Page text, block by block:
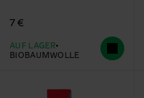
7 €
AUF LAGER
BIOBAUMWOLLE